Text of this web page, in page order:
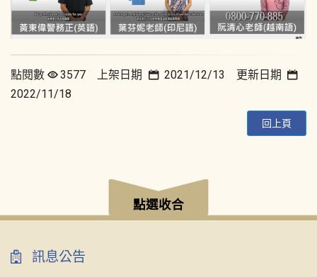
點閱數 3577 上架日期
2021/12/13 更新日期
2022/11/18
回上頁
點選收合
訊息公告